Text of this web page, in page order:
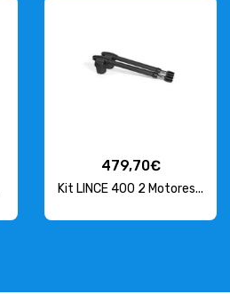
479,70€
Kit LINCE 400 2 Motores...